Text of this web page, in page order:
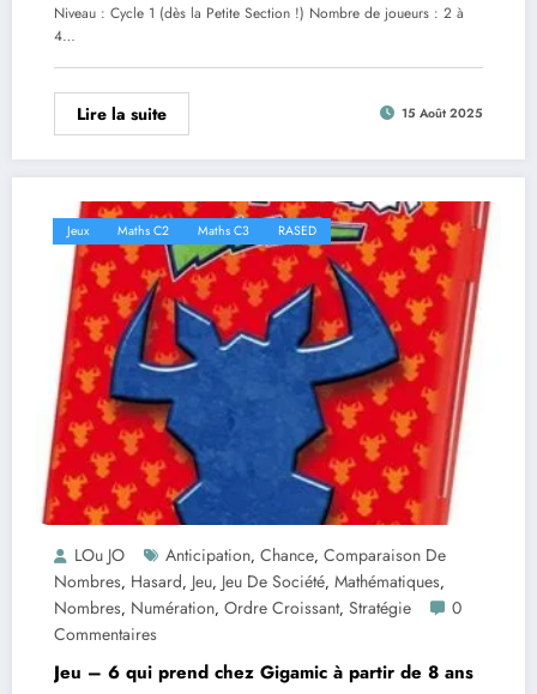
Niveau : Cycle 1 (dès la Petite Section !) Nombre de joueurs : 2 à
4…
Lire la suite 15 Août 2025
Jeux Maths C2 Maths C3 RASED
LOu JO Anticipation, Chance, Comparaison De
Nombres, Hasard, Jeu, Jeu De Société, Mathématiques,
Nombres, Numération, Ordre Croissant, Stratégie
0
Commentaires
Jeu – 6 qui prend chez Gigamic à partir de 8 ans